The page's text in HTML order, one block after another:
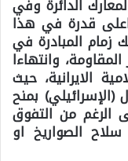
الدائرة وفي
قدرة في هذا
المبادرة في
وانتهاءا
الايرانية، حيث
بمنح
الرغم من التفوق
الصواريخ او